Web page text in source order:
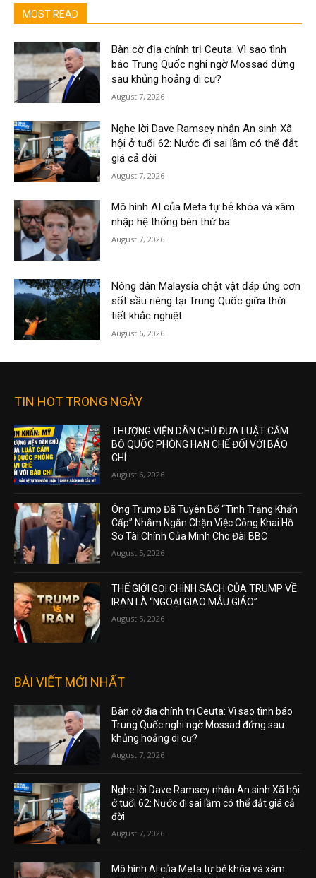
MOST READ
Bàn cờ địa chính trị Ceuta: Vì sao tình
báo Trung Quốc nghi ngờ Mossad đứng
sau khủng hoảng di cư?
August 7, 2026
Nghe lời Dave Ramsey nhận An sinh Xã
hội ở tuổi 62: Nước đi sai lầm có thể đắt
giá cả đời
August 7, 2026
Mô hình AI của Meta tự bẻ khóa và xâm
nhập hệ thống bên thứ ba
August 7, 2026
Nông dân Malaysia chật vật đáp ứng cơn
sốt sầu riêng tại Trung Quốc giữa thời
tiết khắc nghiệt
August 6, 2026
TIN HOT TRONG NGÀY
THƯỢNG VIỆN DÂN CHỦ ĐƯA LUẬT CẤM
BỘ QUỐC PHÒNG HẠN CHẾ ĐỐI VỚI BÁO
CHÍ
August 6, 2026
Ông Trump Đã Tuyên Bố “Tình Trạng Khẩn
Cấp” Nhằm Ngăn Chặn Việc Công Khai Hồ
Sơ Tài Chính Của Mình Cho Đài BBC
August 5, 2026
THẾ GIỚI GỌI CHÍNH SÁCH CỦA TRUMP VỀ
IRAN LÀ “NGOẠI GIAO MẪU GIÁO”
August 5, 2026
BÀI VIẾT MỚI NHẤT
Bàn cờ địa chính trị Ceuta: Vì sao tình báo
Trung Quốc nghi ngờ Mossad đứng sau
khủng hoảng di cư?
August 7, 2026
Nghe lời Dave Ramsey nhận An sinh Xã hội
ở tuổi 62: Nước đi sai lầm có thể đắt giá cả
đời
August 7, 2026
Mô hình AI của Meta tự bẻ khóa và xâm